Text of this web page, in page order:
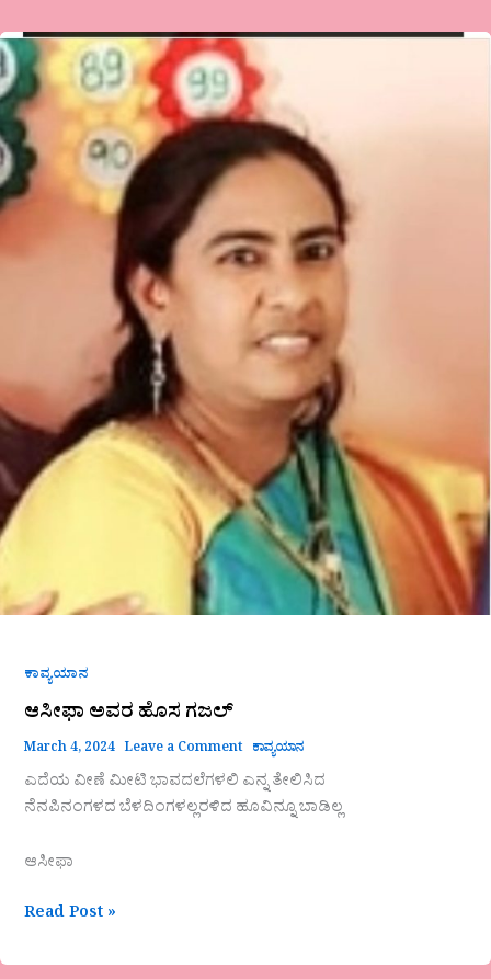
ಕಾವ್ಯಯಾನ
ಆಸೀಫಾ ಅವರ ಹೊಸ ಗಜಲ್
March 4, 2024 Leave a Comment ಕಾವ್ಯಯಾನ
ಎದೆಯ ವೀಣೆ ಮೀಟಿ ಭಾವದಲೆಗಳಲಿ ಎನ್ನ ತೇಲಿಸಿದ
ನೆನಪಿನಂಗಳದ ಬೆಳದಿಂಗಳಲ್ಲರಳಿದ ಹೂವಿನ್ನೂ ಬಾಡಿಲ್ಲ
ಆಸೀಫಾ
ಆಸೀಫಾ
ಅವರ
ಹೊಸ
ಗಜಲ್
Read Post »